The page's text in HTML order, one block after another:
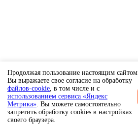
Продолжая пользование настоящим сайтом
Вы выражаете свое согласие на обработку
файлов-cookie, в том числе и с
использованием сервиса «Яндекс
Метрика». Вы можете самостоятельно
запретить обработку cookies в настройках
своего браузера.